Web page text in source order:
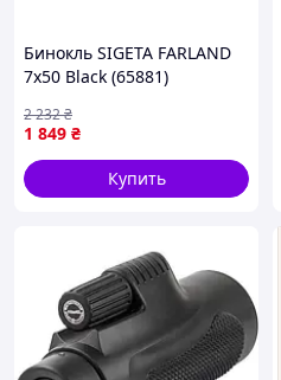
Бинокль SIGETA FARLAND
7x50 Black (65881)
1 849 ₴
2 232₴
Купить